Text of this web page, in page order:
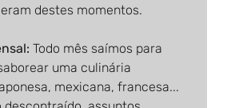
destes momentos.
Todo mês saímos para
uma culinária
mexicana, francesa...